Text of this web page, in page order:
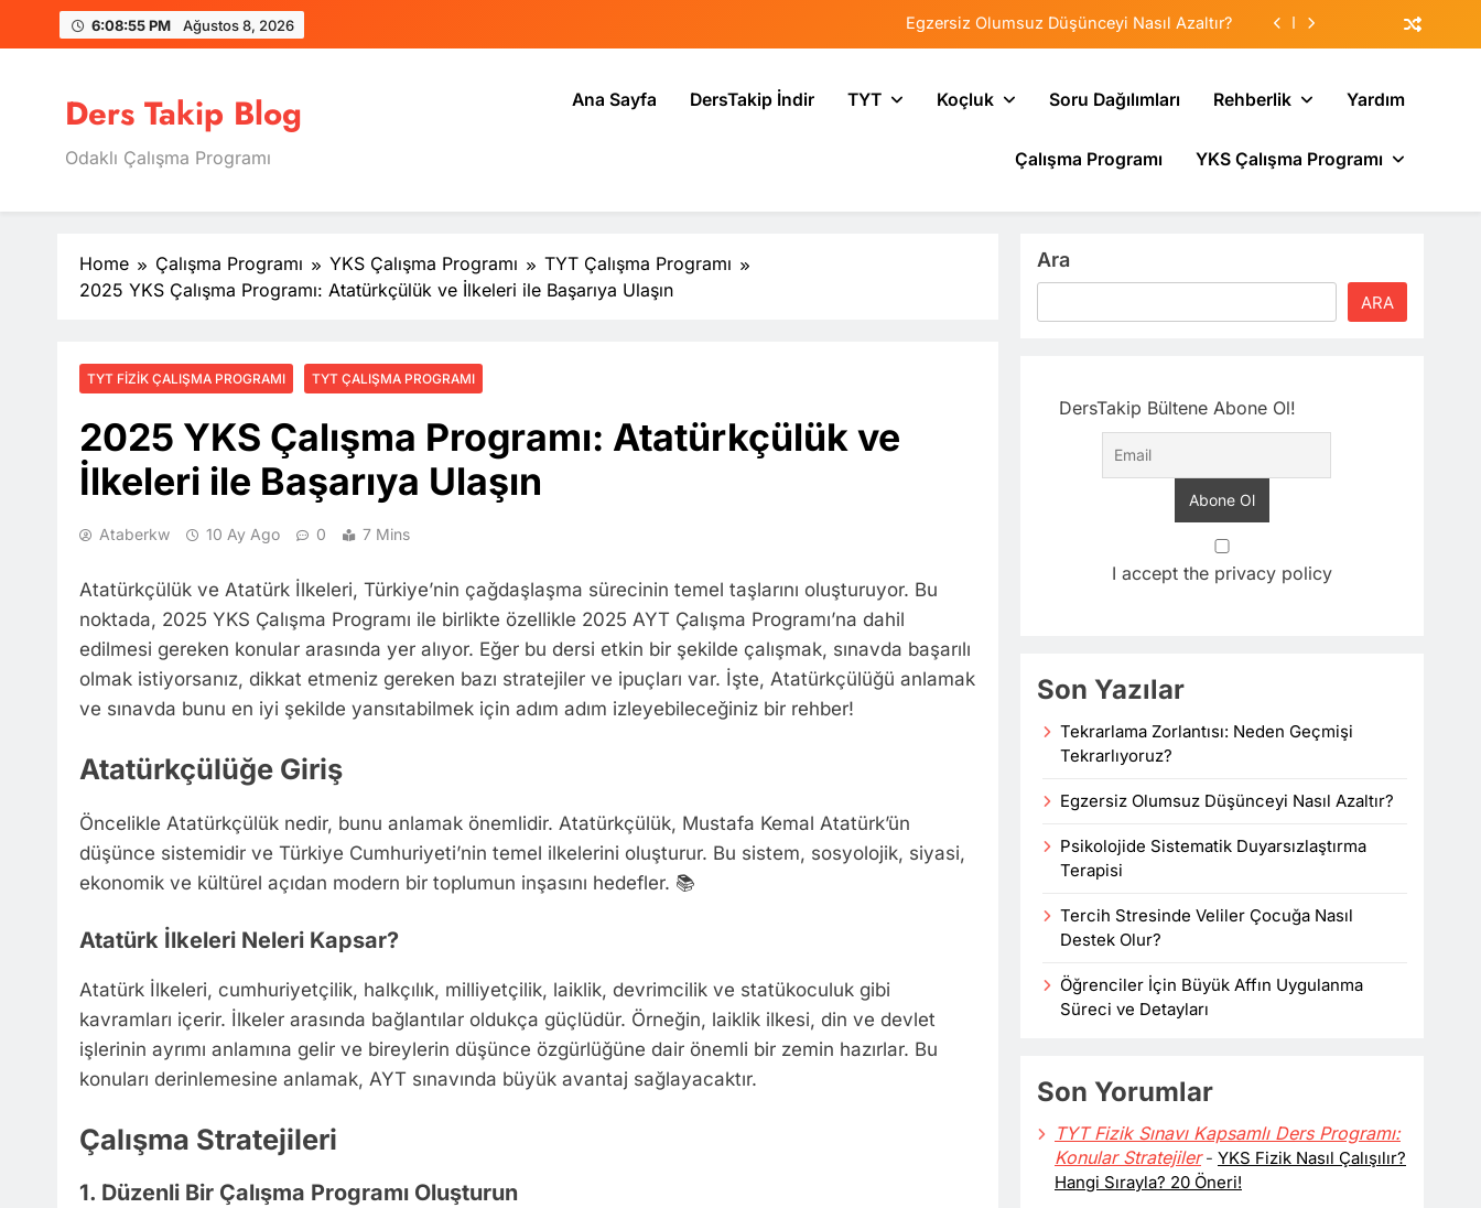
6:08:56 PM Ağustos 8, 2026 Egzersiz Olumsuz Düşünceyi Nasıl Azaltır?
Tercih Stresinde Veliler Çocuğa Nasıl Destek Olur?
Tekrarlama Zorlantısı: Neden Geçmişi Tekrarlıyoruz?
Egzersiz Olumsuz Düşünceyi Nasıl Azaltır?
Psikolojide Sistematik Duyarsızlaştırma Terapisi
Ders Takip Blog
Odaklı Çalışma Programı
Ana Sayfa DersTakip İndir TYT Koçluk Soru Dağılımları Rehberlik Yardım
Çalışma Programı YKS Çalışma Programı
Home Çalışma Programı YKS Çalışma Programı
TYT Çalışma Programı
2025 YKS Çalışma Programı: Atatürkçülük ve İlkeleri ile Başarıya Ulaşın
TYT FIZIK ÇALIŞMA PROGRAMI TYT ÇALIŞMA PROGRAMI
2025 YKS Çalışma Programı: Atatürkçülük ve
İlkeleri ile Başarıya Ulaşın
Ataberkw 10 Ay Ago 0 7 Mins
Atatürkçülük ve Atatürk İlkeleri, Türkiye’nin çağdaşlaşma sürecinin temel taşlarını oluşturuyor. Bu
noktada, 2025 YKS Çalışma Programı ile birlikte özellikle 2025 AYT Çalışma Programı’na dahil
edilmesi gereken konular arasında yer alıyor. Eğer bu dersi etkin bir şekilde çalışmak, sınavda başarılı
olmak istiyorsanız, dikkat etmeniz gereken bazı stratejiler ve ipuçları var. İşte, Atatürkçülüğü anlamak
ve sınavda bunu en iyi şekilde yansıtabilmek için adım adım izleyebileceğiniz bir rehber!
Atatürkçülüğe Giriş
Öncelikle Atatürkçülük nedir, bunu anlamak önemlidir. Atatürkçülük, Mustafa Kemal Atatürk’ün
düşünce sistemidir ve Türkiye Cumhuriyeti’nin temel ilkelerini oluşturur. Bu sistem, sosyolojik, siyasi,
ekonomik ve kültürel açıdan modern bir toplumun inşasını hedefler. 📚
Atatürk İlkeleri Neleri Kapsar?
Atatürk İlkeleri, cumhuriyetçilik, halkçılık, milliyetçilik, laiklik, devrimcilik ve statükoculuk gibi
kavramları içerir. İlkeler arasında bağlantılar oldukça güçlüdür. Örneğin, laiklik ilkesi, din ve devlet
işlerinin ayrımı anlamına gelir ve bireylerin düşünce özgürlüğüne dair önemli bir zemin hazırlar. Bu
konuları derinlemesine anlamak, AYT sınavında büyük avantaj sağlayacaktır.
Çalışma Stratejileri
1. Düzenli Bir Çalışma Programı Oluşturun
Ara
ARA
DersTakip Bültene Abone Ol!
I accept the privacy policy
Son Yazılar
Tekrarlama Zorlantısı: Neden Geçmişi
Tekrarlıyoruz?
Egzersiz Olumsuz Düşünceyi Nasıl Azaltır?
Psikolojide Sistematik Duyarsızlaştırma
Terapisi
Tercih Stresinde Veliler Çocuğa Nasıl
Destek Olur?
Öğrenciler İçin Büyük Affın Uygulanma
Süreci ve Detayları
Son Yorumlar
TYT Fizik Sınavı Kapsamlı Ders Programı:
Konular Stratejiler- YKS Fizik Nasıl Çalışılır?
Hangi Sırayla? 20 Öneri!